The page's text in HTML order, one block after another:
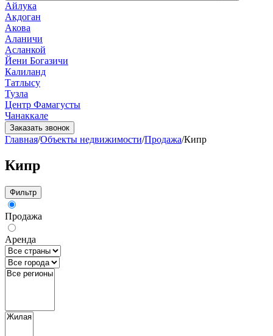
Айлука
Акдоган
Акова
Аланичи
Асланкой
Йени Богазичи
Калиланд
Татлысу
Тузла
Центр Фамагусты
Чанаккале
Заказать звонок
Главная/Объекты недвижимости/Продажа/Кипр
Кипр
Фильтр
Продажа
Аренда